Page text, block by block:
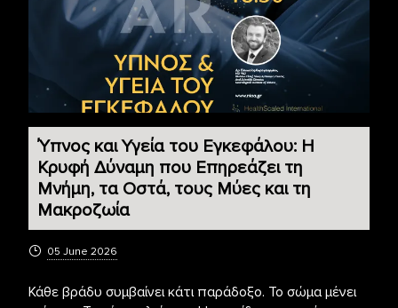
Ύπνος και Υγεία του Εγκεφάλου: Η
Κρυφή Δύναμη που Επηρεάζει τη
Μνήμη, τα Οστά, τους Μύες και τη
Μακροζωία
05 June 2026
Κάθε βράδυ συμβαίνει κάτι παράδοξο. Το σώμα μένει